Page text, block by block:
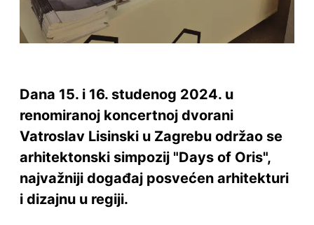
Dana 15. i 16. studenog 2024. u
renomiranoj koncertnoj dvorani
Vatroslav Lisinski u Zagrebu održao se
arhitektonski simpozij "Days of Oris",
najvažniji događaj posvećen arhitekturi
i dizajnu u regiji.